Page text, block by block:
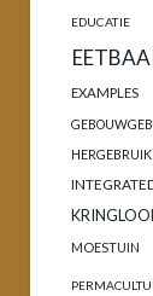
EDUCATIE
EXAMPLES
HERGEBRUIK
MOESTUIN